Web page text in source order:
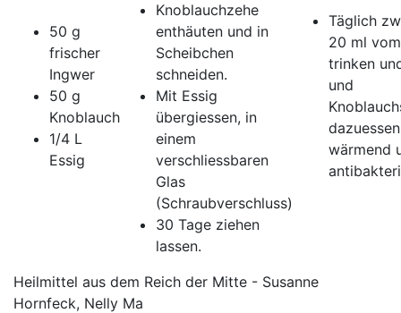
50 g
frischer
Ingwer
50 g
Knoblauch
1/4 L
Essig
Knoblauchzehe
enthäuten und in
Scheibchen
schneiden.
Mit Essig
übergiessen, in
einem
verschliessbaren
Glas
(Schraubverschluss)
30 Tage ziehen
lassen.
Täglich
20 ml
trinken
und
wärmend
Heilmittel aus dem Reich der Mitte - Susanne
Hornfeck, Nelly Ma